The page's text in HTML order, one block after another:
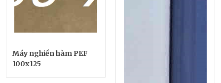
Máy nghiền hàm PEF
100x125